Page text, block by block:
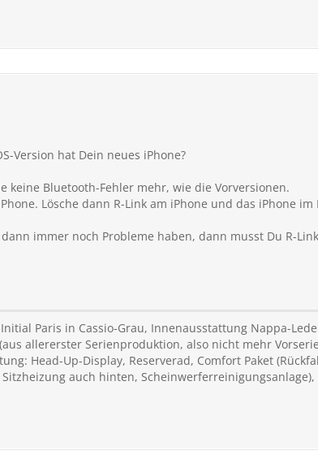
Version hat Dein neues iPhone?
keine Bluetooth-Fehler mehr, wie die Vorversionen.
Lösche dann R-Link am iPhone und das iPhone
immer noch Probleme haben, dann musst Du R-
Initial Paris in Cassio-Grau, Innenausstattung Nappa-
allererster Serienproduktion, also nicht mehr
Head-Up-Display, Reserverad, Comfort Paket
auch hinten,